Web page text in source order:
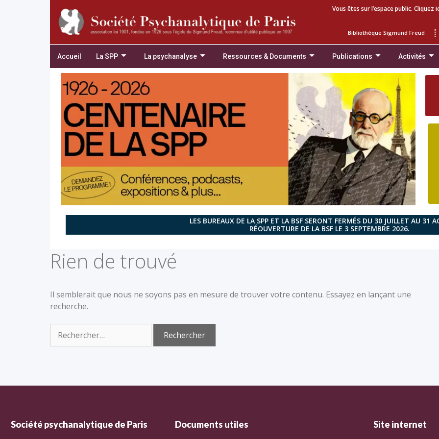
Vous êtes sur l’espace public.
Bibliothèque Sigmund Freud
Accueil La SPP La psychanalyse Ressources & Documents Publications Activités
LES BUREAUX DE LA SPP ET LA BSF SERONT FERMÉS DU 30 JUILLET AU 31
RÉOUVERTURE DE LA BSF LE 3 SEPTEMBRE 2026.
Rien de trouvé
Il semblerait que nous ne soyons pas en mesure de trouver votre contenu. Essayez en lançant une
recherche.
Société psychanalytique de Paris Documents utiles Site internet